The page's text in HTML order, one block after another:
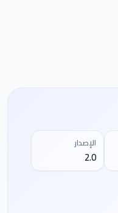
الإصدار
2.0